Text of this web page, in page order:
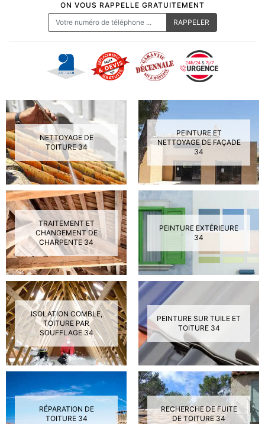
ON VOUS RAPPELLE GRATUITEMENT
NETTOYAGE DE
TOITURE 34
PEINTURE ET
NETTOYAGE DE FAÇADE
34
TRAITEMENT ET
CHANGEMENT DE
CHARPENTE 34
PEINTURE EXTÉRIEURE
34
ISOLATION COMBLE,
TOITURE PAR
SOUFFLAGE 34
PEINTURE SUR TUILE ET
TOITURE 34
RÉPARATION DE
TOITURE 34
RECHERCHE DE FUITE
DE TOITURE 34